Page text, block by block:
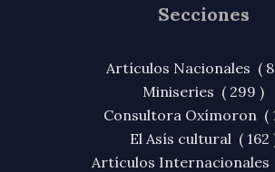
Secciones
Artículos Nacionales (
Miniseries ( 299 )
Consultora Oxímoron (
El Asís cultural ( 162
Artículos Internacionales